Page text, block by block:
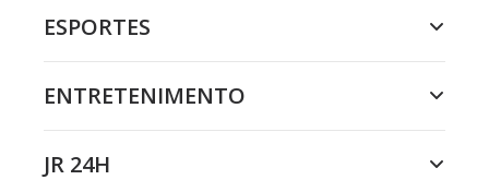
ESPORTES
ENTRETENIMENTO
JR 24H